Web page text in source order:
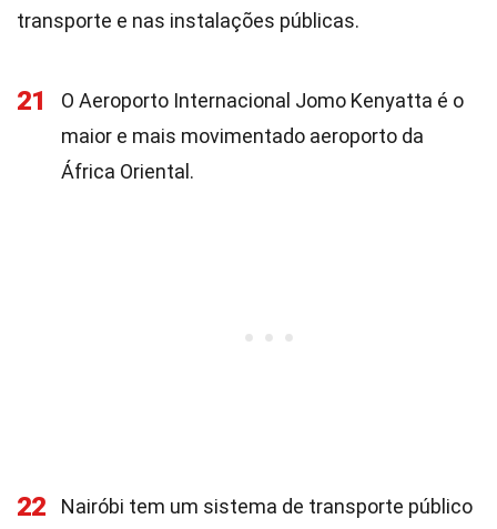
transporte e nas instalações públicas.
21
O Aeroporto Internacional Jomo Kenyatta é o
maior e mais movimentado aeroporto da
África Oriental.
22
Nairóbi tem um sistema de transporte público